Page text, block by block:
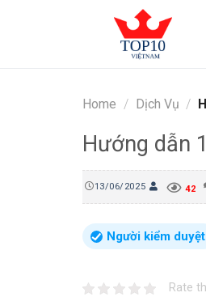
Home / Dịch Vụ /
Hướng dẫn
13/06/2025 42
Người kiểm
Rate